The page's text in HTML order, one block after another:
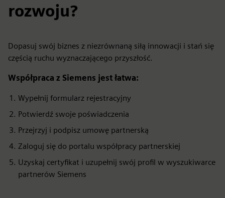
rozwoju?
Dopasuj swój biznes z niezrównaną siłą innowacji i stań się
częścią ruchu wyznaczającego przyszłość.
Współpraca z Siemens jest łatwa:
Wypełnij formularz rejestracyjny
Potwierdź swoje poświadczenia
Przejrzyj i podpisz umowę partnerską
Zaloguj się do portalu współpracy partnerskiej
Uzyskaj certyfikat i uzupełnij swój profil w wyszukiwarce
partnerów Siemens